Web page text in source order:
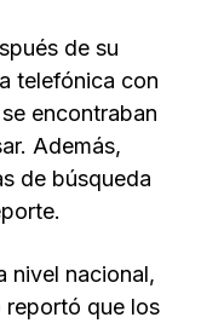
de su
telefónica con
encontraban
Además,
de búsqueda
nivel nacional,
reportó que los